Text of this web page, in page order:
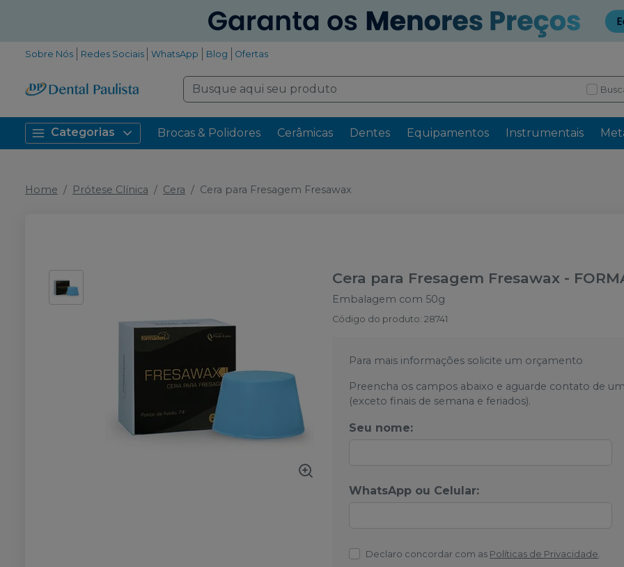
Sobre Nós Redes Sociais WhatsApp Blog Ofertas
Categorias Brocas & Polidores Cerâmicas Dentes Equipamentos Instrumentais
Home Prótese Clínica Cera Cera para Fresagem Fresawax
Cera para Fresagem Fresawax -
Embalagem com 50g
Código do produto:28741
Para mais informações solicite um orçamento
Preencha os campos abaixo e aguarde contato de
(exceto finais de semana e feriados).
Seu nome:
WhatsApp ou Celular:
Declaro concordar com as Políticas de Privacidade.